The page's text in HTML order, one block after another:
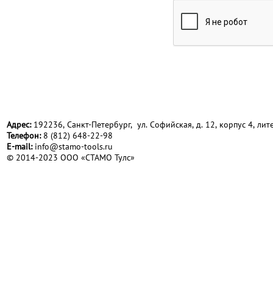
Адрес:192236, Санкт-Петербург, ул. Софийская, д. 12, корпус 4,
Телефон:8 (812) 648-22-98
Е-mail: info@stamo-tools.ru
© 2014-2023 ООО «СТАМО Тулс»